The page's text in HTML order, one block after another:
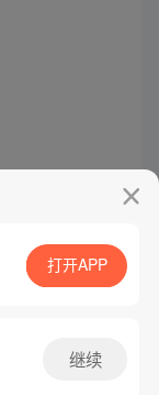
打开APP
继续
5
Reserved